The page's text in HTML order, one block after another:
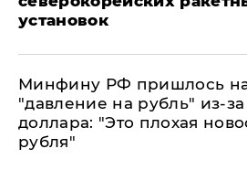
установок
Минфину РФ пришлось
"давление на рубль" из-за
доллара: "Это плохая
рубля"